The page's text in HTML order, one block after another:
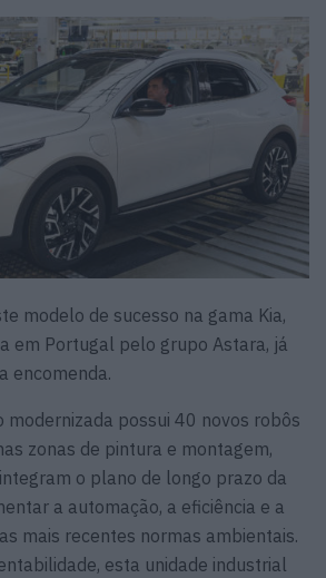
modelo de sucesso na gama Kia,
em Portugal pelo grupo Astara, já
encomenda.
modernizada possui 40 novos robôs
zonas de pintura e montagem,
o plano de longo prazo da
a automação, a eficiência e a
mais recentes normas ambientais.
esta unidade industrial